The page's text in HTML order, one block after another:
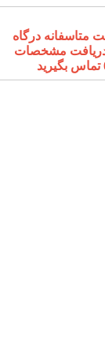
درگاه
مشخصات